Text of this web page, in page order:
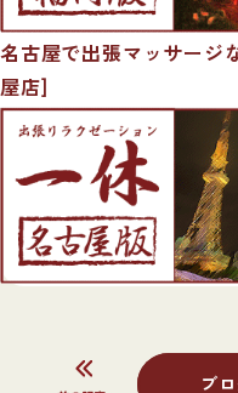
名古屋で出張マッサージ
屋店]
ブ